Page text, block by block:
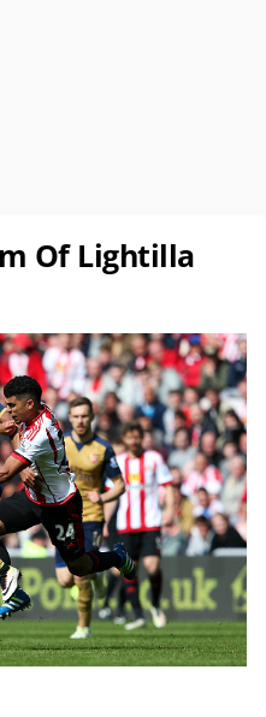
Of Lightilla